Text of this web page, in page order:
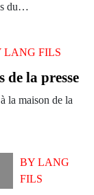
du…
LANG FILS
de la presse
la maison de la
BY LANG
FILS